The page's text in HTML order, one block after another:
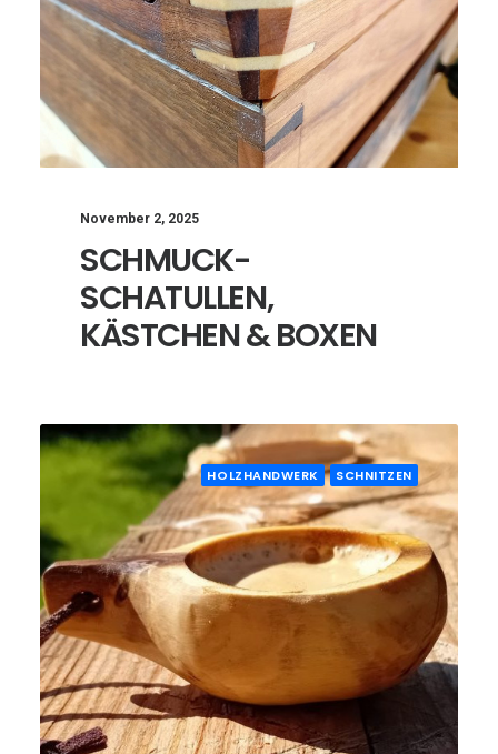
November 2, 2025
SCHMUCK-
SCHATULLEN,
KÄSTCHEN & BOXEN
HOLZHANDWERK SCHNITZEN